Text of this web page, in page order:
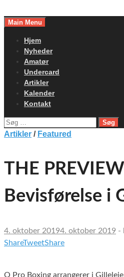
toMain Menu
Hjem
Nyheder
Amatør
Undercard
Artikler
Kalender
Kontakt
Søg
efter:
Artikler / Featured
THE
Bevisførelse i
4. oktober 20194. oktober 2019 -
ShareTweetShare
Q Pro Boxing arrangerer i